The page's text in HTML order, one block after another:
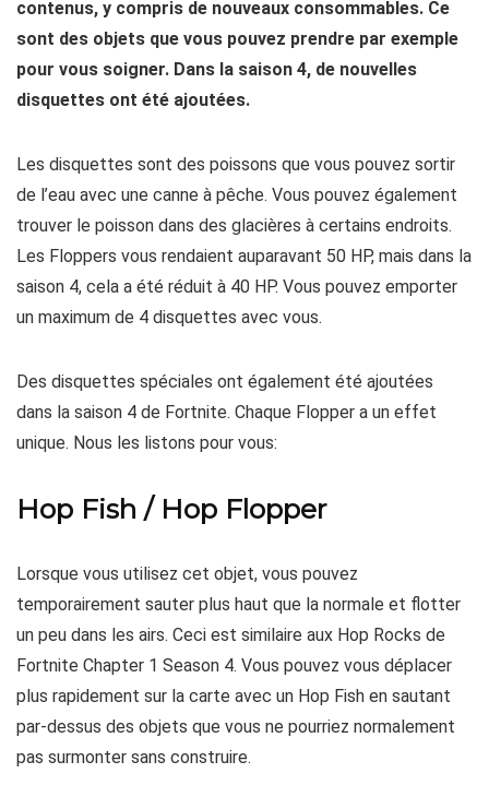
contenus, y compris de nouveaux consommables. Ce
sont des objets que vous pouvez prendre par exemple
pour vous soigner. Dans la saison 4, de nouvelles
disquettes ont été ajoutées.
Les disquettes sont des poissons que vous pouvez sortir
de l’eau avec une canne à pêche. Vous pouvez également
trouver le poisson dans des glacières à certains endroits.
Les Floppers vous rendaient auparavant 50 HP, mais dans la
saison 4, cela a été réduit à 40 HP. Vous pouvez emporter
un maximum de 4 disquettes avec vous.
Des disquettes spéciales ont également été ajoutées
dans la saison 4 de Fortnite. Chaque Flopper a un effet
unique. Nous les listons pour vous:
Hop Fish / Hop Flopper
Lorsque vous utilisez cet objet, vous pouvez
temporairement sauter plus haut que la normale et flotter
un peu dans les airs. Ceci est similaire aux Hop Rocks de
Fortnite Chapter 1 Season 4. Vous pouvez vous déplacer
plus rapidement sur la carte avec un Hop Fish en sautant
par-dessus des objets que vous ne pourriez normalement
pas surmonter sans construire.